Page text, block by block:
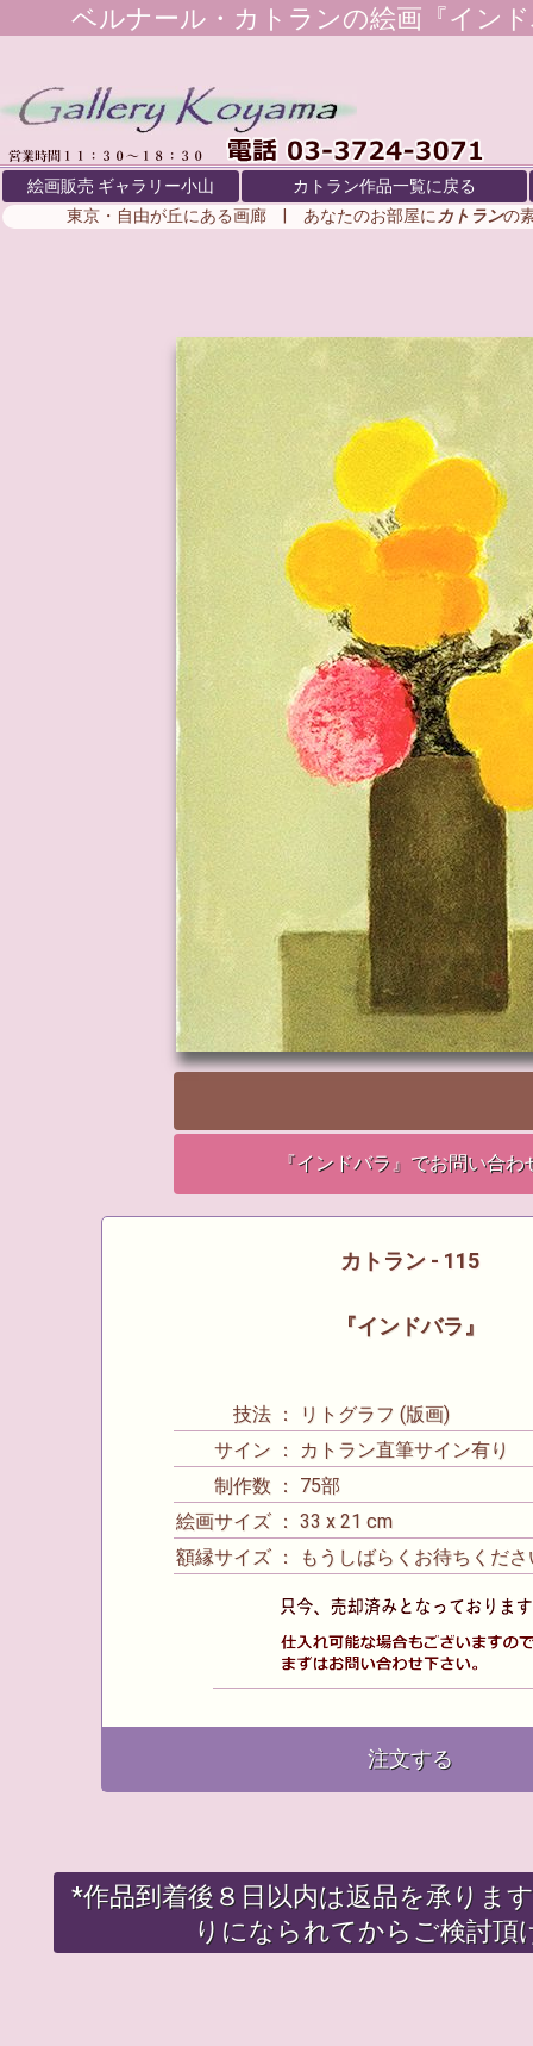
ベルナール・カトランの絵画『イン
絵画販売 ギャラリー小山
カトラン作品一覧に戻る
東京・自由が丘にある画廊 | あなたのお部屋に カトランの
『インドバラ』でお問い合わ
カトラン - 115
『インドバラ』
技法 ： リトグラフ (版画)
サイン ： カトラン直筆サイン有り
制作数 ： 75部
絵画サイズ ： 33 x 21 cm
額縁サイズ ： もうしばらくお待ちくだ
注文する
*作品到着後８日以内は返品を承りま
りになられてからご検討頂